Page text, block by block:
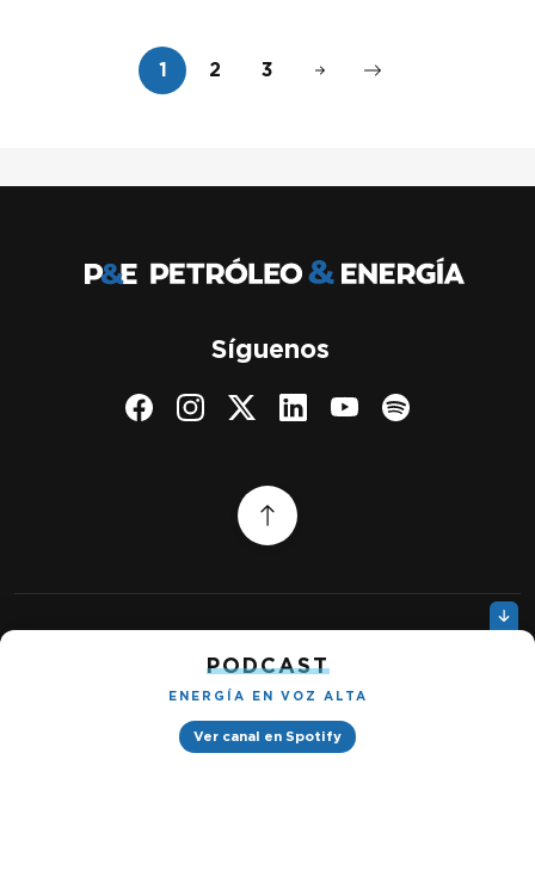
1 2 3
PODCAST
ENERGÍA EN VOZ ALTA
Ver canal en Spotify
Síguenos
Petróleo & Energía © 2026